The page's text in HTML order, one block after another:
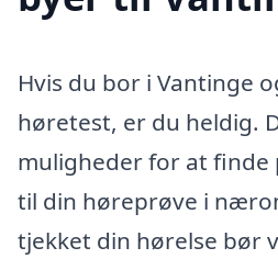
Hvis du bor i Vantinge
høretest, er du heldig.
muligheder for at
til din høreprøve i
tjekket din hørelse bør